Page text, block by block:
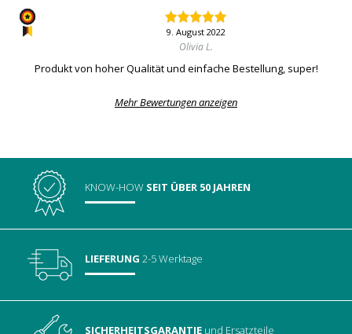
9. August 2022
Olivia L.
Produkt von hoher Qualität und einfache Bestellung, super!
Mehr Bewertungen anzeigen
KNOW-HOW SEIT ÜBER 50 JAHREN
LIEFERUNG 2-5 Werktage
SICHERHEITSGARANTIE und Ersatzteile